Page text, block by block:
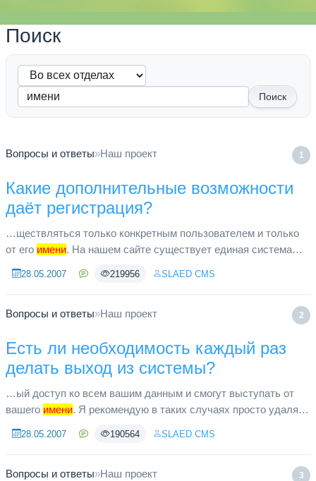
Поиск
Поиск
1
Вопросы и ответы»Наш проект
Какие дополнительные возможности
даёт регистрация?
…ществляться только конкретным пользователем и только
от его имени. На нашем сайте существует единая система
регистрироваться отдельно ...
28.05.2007 219956 SLAED CMS
2
Вопросы и ответы»Наш проект
Есть ли необходимость каждый раз
делать выход из системы?
…ый доступ ко всем вашим данным и смогут выступать от
вашего имени. Я рекомендую в таких случаях просто удалять
28.05.2007 190564 SLAED CMS
3
Вопросы и ответы»Наш проект